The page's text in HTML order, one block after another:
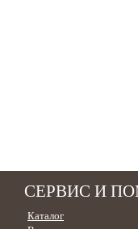
СЕРВИС И
Каталог